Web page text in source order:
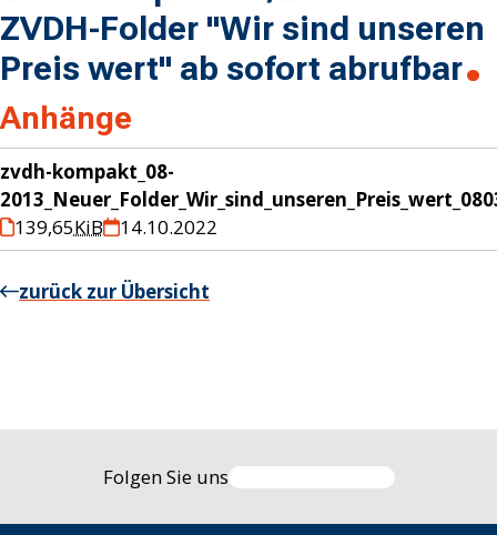
ZVDH-Folder "Wir sind unseren
Preis wert" ab sofort abrufbar
Anhänge
zvdh-kompakt_08-
139,65KiB 14.10.2022
zurück zur Übersicht
Folgen Sie uns